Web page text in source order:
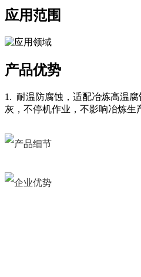
应用范围
产品优势
1. 耐温防腐蚀，适配冶炼高温
灰，不停机作业，不影响冶炼生